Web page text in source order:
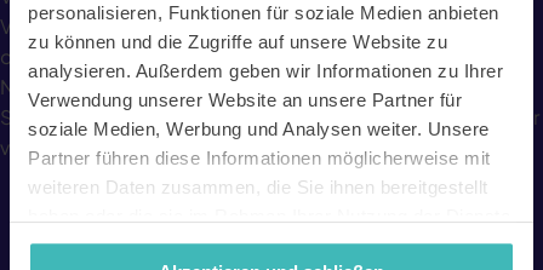
personalisieren, Funktionen für soziale Medien anbieten
zu können und die Zugriffe auf unsere Website zu
analysieren. Außerdem geben wir Informationen zu Ihrer
Verwendung unserer Website an unsere Partner für
soziale Medien, Werbung und Analysen weiter. Unsere
Partner führen diese Informationen möglicherweise mit
weiteren Daten zusammen, die Sie ihnen bereitgestellt
gesammelt haben. Unsere Datenschutzerklärung finden
Versandoption – egal ob für Koffer, Pakete, Dokumente
oder sogar komplette Umzüge. Dank eines großen
Netzwerks renommierter Kurierdienste kannst du deine
Sendungen europaweit und weltweit bequem von Tür zu Tür
verschicken.